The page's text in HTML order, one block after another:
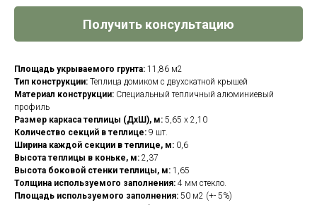
Получить консультацию
Площадь укрываемого грунта: 11,86 м2
Тип конструкции: Теплица домиком с двухскатной крышей
Материал конструкции: Специальный тепличный алюминиевый
профиль
Размер каркаса теплицы (ДхШ), м: 5,65 х 2,10
Количество секций в теплице: 9 шт.
Ширина каждой секции в теплице, м: 0,6
Высота теплицы в коньке, м: 2,37
Высота боковой стенки теплицы, м: 1,65
Толщина используемого заполнения: 4 мм стекло.
Площадь используемого заполнения: 50 м2 (+- 5%)